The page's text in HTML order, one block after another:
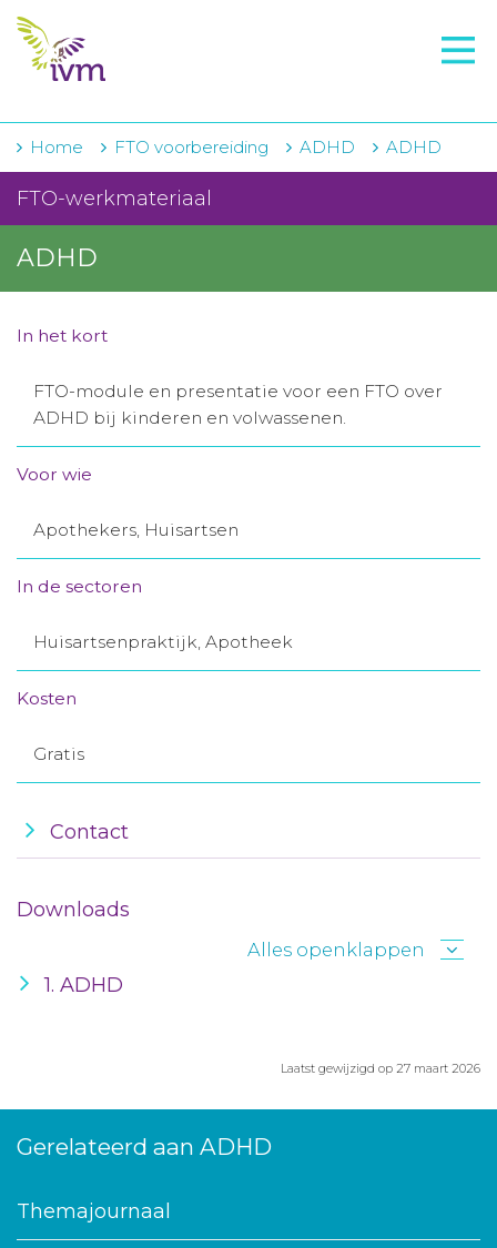
VMI
IVM-academie
Zorginstellingen
Over IVM
Actueel
Contact
Winkelwagentje
Aanmelden nieuwsbrief
Home FTO voorbereiding ADHD ADHD
FTO-werkmateriaal
ADHD
In het kort
FTO-module en presentatie voor een FTO over
ADHD bij kinderen en volwassenen.
Voor wie
Apothekers, Huisartsen
In de sectoren
Huisartsenpraktijk, Apotheek
Kosten
Gratis
Contact
Downloads
Alles openklappen
1. ADHD
Laatst gewijzigd op 27 maart 2026
Gerelateerd aan ADHD
Themajournaal